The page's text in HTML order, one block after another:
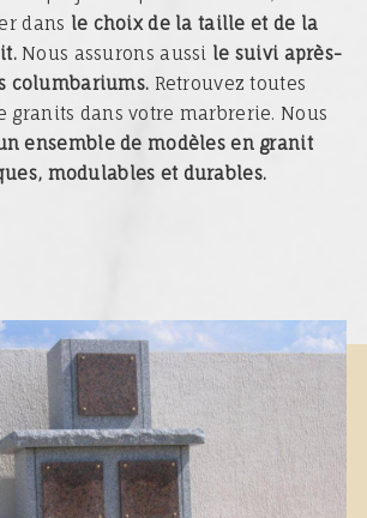
dans le choix de la taille et de la
Nous assurons aussi le suivi après-
columbariums. Retrouvez toutes
granits dans votre marbrerie. Nous
ensemble de modèles en granit
modulables et durables.